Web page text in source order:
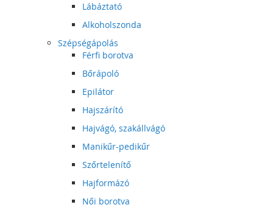
Lábáztató
Alkoholszonda
Szépségápolás
Férfi borotva
Bőrápoló
Epilátor
Hajszárító
Hajvágó, szakállvágó
Manikűr-pedikűr
Szőrtelenítő
Hajformázó
Női borotva